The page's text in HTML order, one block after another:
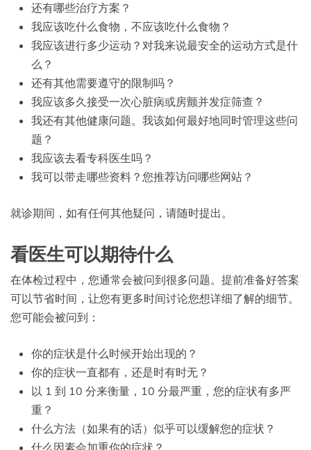
还有哪些治疗方案？
我应该吃什么食物，不应该吃什么食物？
我应该进行多少运动？对我来说最安全的运动方式是什
么？
还有其他需要遵守的限制吗？
我应该多久接受一次心脏病或房颤并发症筛查？
我还有其他健康问题。我该如何最好地同时管理这些问
题？
我应该去看专科医生吗？
我可以带走哪些资料？您推荐访问哪些网站？
就诊期间，如有任何其他疑问，请随时提出。
看医生可以期待什么
在体检过程中，您通常会被问到很多问题。提前准备好答案
可以节省时间，让您有更多时间讨论您想详细了解的细节。
您可能会被问到：
你的症状是什么时候开始出现的？
你的症状一直都有，还是时有时无？
以 1 到 10 分来衡量，10 分最严重，您的症状有多严
重？
什么方法（如果有的话）似乎可以缓解您的症状？